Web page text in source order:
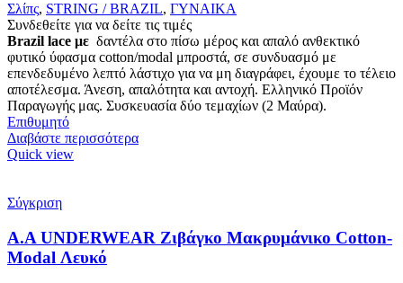
Σλίπς, STRING / BRAZIL, ΓΥΝΑΙΚΑ
Συνδεθείτε για να δείτε τις τιμές
Brazil lace με δαντέλα στο πίσω μέρος και απαλό ανθεκτικό
φυτικό ύφασμα cotton/modal μπροστά, σε συνδυασμό με
επενδεδυμένο λεπτό λάστιχο για να μη διαγράφει, έχουμε το τέλειο
αποτέλεσμα. Άνεση, απαλότητα και αντοχή. Ελληνικό Προϊόν
Παραγωγής μας. Συσκευασία δύο τεμαχίων (2 Μαύρα).
Επιθυμητό
Διαβάστε περισσότερα
Quick view
Σύγκριση
Α.A UNDERWEAR Ζιβάγκο Μακρυμάνικο Cotton-
Modal Λευκό